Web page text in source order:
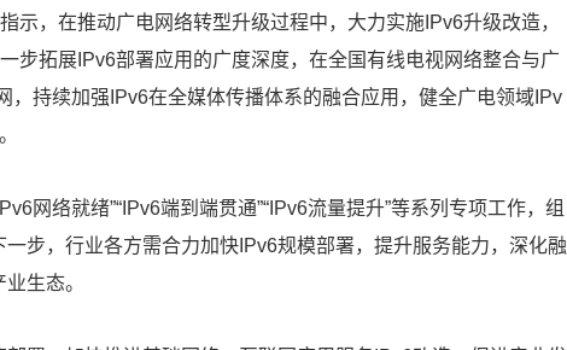
示，在推动广电网络转型升级过程中，大力实施IPv6升级改造，
步拓展IPv6部署应用的广度深度，在全国有线电视网络整合与广
，持续加强IPv6在全媒体传播体系的融合应用，健全广电领域IPv
网络就绪”“IPv6端到端贯通”“IPv6流量提升”等系列专项工作，组
步，行业各方需合力加快IPv6规模部署，提升服务能力，深化融
生态。